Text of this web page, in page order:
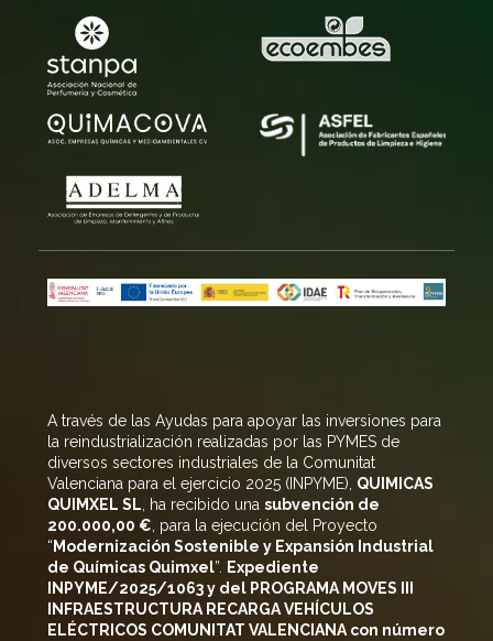
A través de las Ayudas para apoyar las inversiones para
la reindustrialización realizadas por las PYMES de
diversos sectores industriales de la Comunitat
Valenciana para el ejercicio 2025 (INPYME), QUIMICAS
QUIMXEL SL , ha recibido unasubvención de
200.000,00 € , para la ejecución del Proyecto
“ Modernización Sostenible y Expansión Industrial
de Químicas Quimxel”.
Expediente
INPYME/2025/1063 y del PROGRAMA MOVES III
INFRAESTRUCTURA RECARGA VEHÍCULOS
ELÉCTRICOS COMUNITAT VALENCIANA con número